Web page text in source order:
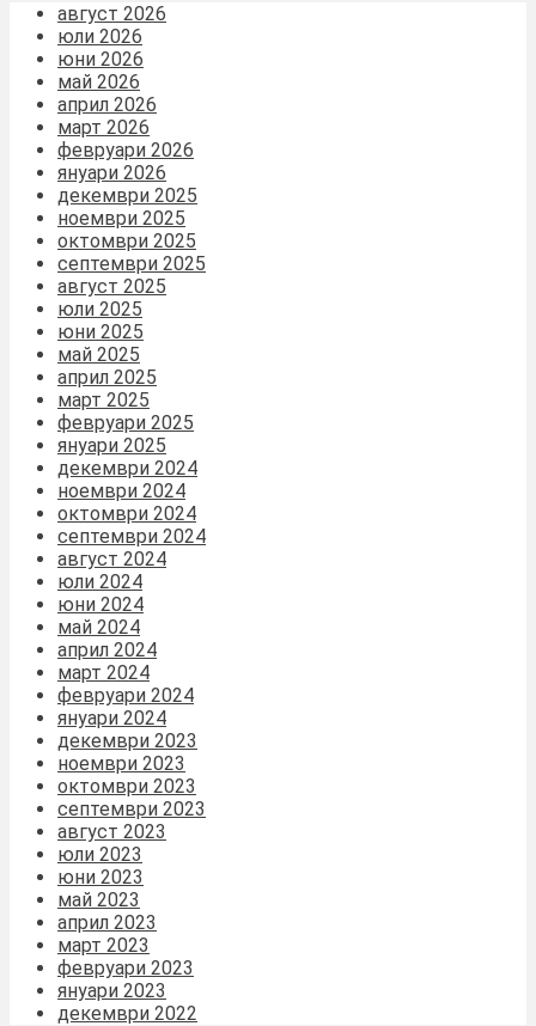
август 2026
юли 2026
юни 2026
май 2026
април 2026
март 2026
февруари 2026
януари 2026
декември 2025
ноември 2025
октомври 2025
септември 2025
август 2025
юли 2025
юни 2025
май 2025
април 2025
март 2025
февруари 2025
януари 2025
декември 2024
ноември 2024
октомври 2024
септември 2024
август 2024
юли 2024
юни 2024
май 2024
април 2024
март 2024
февруари 2024
януари 2024
декември 2023
ноември 2023
октомври 2023
септември 2023
август 2023
юли 2023
юни 2023
май 2023
април 2023
март 2023
февруари 2023
януари 2023
декември 2022